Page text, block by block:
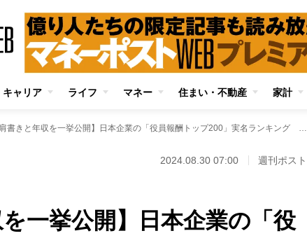
キャリア ライフ マネー 住まい・不動産 家計
【肩書きと年収を一挙公開】日本企業の「役員報酬トップ200」実名ランキング 全員が2億円超の報酬、1位のセブン＆アイ専務執行役員は77億円超
2024.08.30 07:00 週刊ポスト
を一挙公開】日本企業の「役